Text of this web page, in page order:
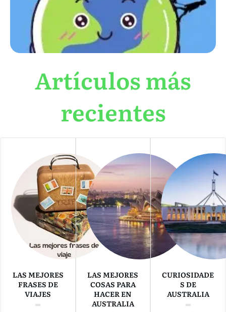
Artículos más
recientes
LAS MEJORES
FRASES DE
VIAJES
LAS MEJORES
COSAS PARA
HACER EN
AUSTRALIA
CURIOSIDADE
S DE
AUSTRALIA